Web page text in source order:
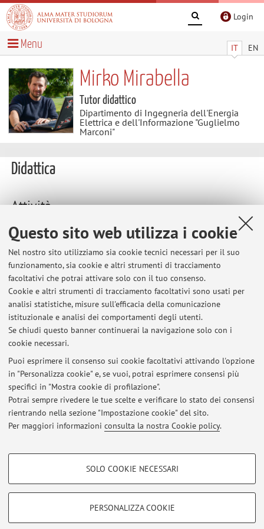
Questo sito web utilizza i cookie
Nel nostro sito utilizziamo sia cookie tecnici necessari per il suo
funzionamento, sia cookie e altri strumenti di tracciamento
facoltativi che potrai attivare solo con il tuo consenso.
Cookie e altri strumenti di tracciamento facoltativi sono usati per
analisi statistiche, misure sull'efficacia della comunicazione
istituzionale e analisi dei comportamenti degli utenti.
Se chiudi questo banner continuerai la navigazione solo con i
cookie necessari.
Puoi esprimere il consenso sui cookie facoltativi attivando l'opzione
in "Personalizza cookie" e, se vuoi, potrai esprimere consensi più
specifici in "Mostra cookie di profilazione".
Potrai sempre rivedere le tue scelte e verificare lo stato dei consensi
rientrando nella sezione "Impostazione cookie" del sito.
Per maggiori informazioni consulta la nostra Cookie policy.
COOKIE DI PROFILAZIONE - FACOLTATIVI
SOLO COOKIE NECESSARI
PERSONALIZZA COOKIE
Login
IT EN
Menu
Mirko Mirabella
Tutor didattico
Dipartimento di Ingegneria dell'Energia
Elettrica e dell'Informazione "Guglielmo
Marconi"
Didattica
Attività
Anno Accademico
Non sono presenti attività didattiche per l'A.A.2026-2027
Ultimi avvisi
Al momento non sono presenti avvisi.
In evidenza
Wireless Laboratory - WILAB
Area riservata
Accedi tramiteloginper gestire tutti i contenuti del sito.